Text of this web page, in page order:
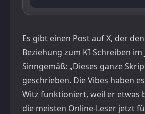
Es gibt einen Post auf X, der
Beziehung zum KI-Schreiben im
Sinngemäß: „Dieses ganze
geschrieben. Die Vibes haben
Witz funktioniert, weil er etwas
die meisten Online-Leser jetzt